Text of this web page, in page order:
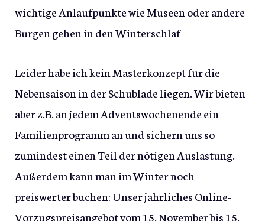
wichtige Anlaufpunkte wie Museen oder andere
Burgen gehen in den Winterschlaf
Leider habe ich kein Masterkonzept für die
Nebensaison in der Schublade liegen. Wir bieten
aber z.B. an jedem Adventswochenende ein
Familienprogramm an und sichern uns so
zumindest einen Teil der nötigen Auslastung.
Außerdem kann man im Winter noch
preiswerter buchen: Unser jährliches Online-
Vorzugspreisangebot vom 15. November bis 15.